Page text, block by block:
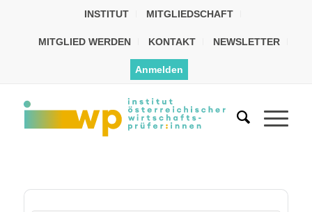
INSTITUT MITGLIEDSCHAFT
MITGLIED WERDEN KONTAKT NEWSLETTER
Anmelden